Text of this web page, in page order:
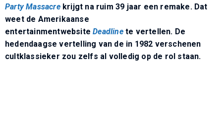
Party Massacre krijgt na ruim 39 jaar een remake. Dat
weet de Amerikaanse
entertainmentwebsiteDeadline te vertellen. De
hedendaagse vertelling van de in 1982 verschenen
cultklassieker zou zelfs al volledig op de rol staan.